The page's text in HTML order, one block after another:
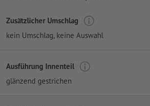
Zusätzlicher Umschlag
kein Umschlag, keine Auswahl
Ausführung Innenteil
glänzend gestrichen